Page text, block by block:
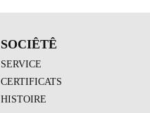
SOCIÊTÊ
SERVICE
CERTIFICATS
HISTOIRE